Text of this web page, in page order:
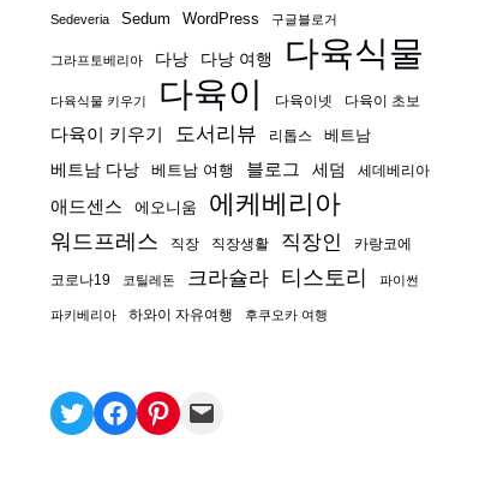
Sedeveria Sedum WordPress 구글블로거
그라프토베리아 다낭 다낭 여행 다육식물
다육식물 키우기 다육이 다육이넷 다육이 초보
다육이 키우기 도서리뷰 리톱스
베트남
베트남 다낭
베트남 여행 블로그 세덤 세데베리아
애드센스 에오니움 에케베리아
워드프레스 직장 직장생활 직장인 카랑코에
코로나19 코틸레돈 크라슐라 티스토리 파이썬
파키베리아 하와이 자유여행 후쿠오카 여행